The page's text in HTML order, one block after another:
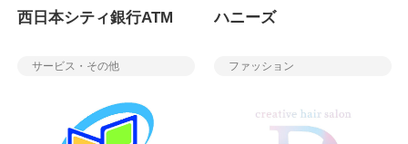
西日本シティ銀行ATM
サービス・その他
ハニーズ
ファッション